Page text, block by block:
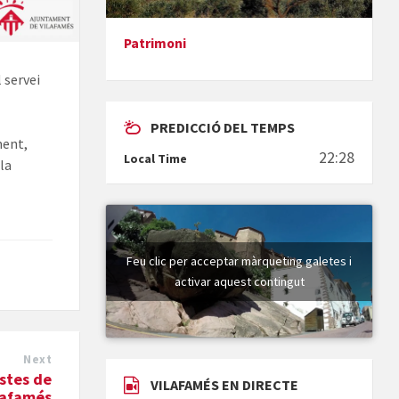
Next
de
mare&quot;, d'Emma Zafon
En Bum
Patrimoni
PREDICCIÓ DEL TEMPS
Local Time 22:28
Feu clic per acceptar màrqueting galetes i
activar aquest contingut
VILAFAMÉS EN DIRECTE